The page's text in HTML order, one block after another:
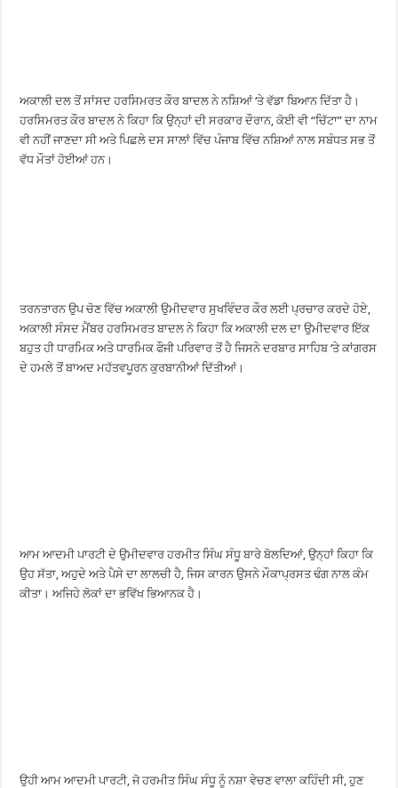
ਅਕਾਲੀ ਦਲ ਤੋਂ ਸਾਂਸਦ ਹਰਸਿਮਰਤ ਕੌਰ ਬਾਦਲ ਨੇ ਨਸ਼ਿਆਂ ‘ਤੇ ਵੱਡਾ ਬਿਆਨ ਦਿੱਤਾ ਹੈ।
ਹਰਸਿਮਰਤ ਕੌਰ ਬਾਦਲ ਨੇ ਕਿਹਾ ਕਿ ਉਨ੍ਹਾਂ ਦੀ ਸਰਕਾਰ ਦੌਰਾਨ, ਕੋਈ ਵੀ “ਚਿੱਟਾ” ਦਾ ਨਾਮ
ਵੀ ਨਹੀਂ ਜਾਣਦਾ ਸੀ ਅਤੇ ਪਿਛਲੇ ਦਸ ਸਾਲਾਂ ਵਿੱਚ ਪੰਜਾਬ ਵਿੱਚ ਨਸ਼ਿਆਂ ਨਾਲ ਸਬੰਧਤ ਸਭ ਤੋਂ
ਵੱਧ ਮੌਤਾਂ ਹੋਈਆਂ ਹਨ।
ਤਰਨਤਾਰਨ ਉਪ ਚੋਣ ਵਿੱਚ ਅਕਾਲੀ ਉਮੀਦਵਾਰ ਸੁਖਵਿੰਦਰ ਕੌਰ ਲਈ ਪ੍ਰਚਾਰ ਕਰਦੇ ਹੋਏ,
ਅਕਾਲੀ ਸੰਸਦ ਮੈਂਬਰ ਹਰਸਿਮਰਤ ਬਾਦਲ ਨੇ ਕਿਹਾ ਕਿ ਅਕਾਲੀ ਦਲ ਦਾ ਉਮੀਦਵਾਰ ਇੱਕ
ਬਹੁਤ ਹੀ ਧਾਰਮਿਕ ਅਤੇ ਧਾਰਮਿਕ ਫੌਜੀ ਪਰਿਵਾਰ ਤੋਂ ਹੈ ਜਿਸਨੇ ਦਰਬਾਰ ਸਾਹਿਬ ‘ਤੇ ਕਾਂਗਰਸ
ਦੇ ਹਮਲੇ ਤੋਂ ਬਾਅਦ ਮਹੱਤਵਪੂਰਨ ਕੁਰਬਾਨੀਆਂ ਦਿੱਤੀਆਂ।
ਆਮ ਆਦਮੀ ਪਾਰਟੀ ਦੇ ਉਮੀਦਵਾਰ ਹਰਮੀਤ ਸਿੰਘ ਸੰਧੂ ਬਾਰੇ ਬੋਲਦਿਆਂ, ਉਨ੍ਹਾਂ ਕਿਹਾ ਕਿ
ਉਹ ਸੱਤਾ, ਅਹੁਦੇ ਅਤੇ ਪੈਸੇ ਦਾ ਲਾਲਚੀ ਹੈ, ਜਿਸ ਕਾਰਨ ਉਸਨੇ ਮੌਕਾਪ੍ਰਸਤ ਢੰਗ ਨਾਲ ਕੰਮ
ਕੀਤਾ। ਅਜਿਹੇ ਲੋਕਾਂ ਦਾ ਭਵਿੱਖ ਭਿਆਨਕ ਹੈ।
ਉਹੀ ਆਮ ਆਦਮੀ ਪਾਰਟੀ, ਜੋ ਹਰਮੀਤ ਸਿੰਘ ਸੰਧੂ ਨੂੰ ਨਸ਼ਾ ਵੇਚਣ ਵਾਲਾ ਕਹਿੰਦੀ ਸੀ, ਹੁਣ